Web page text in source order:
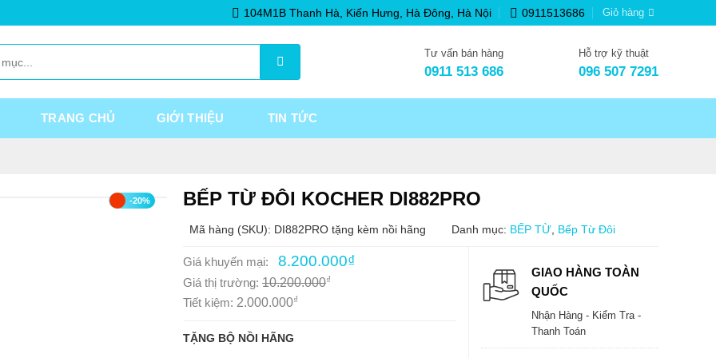
104M1B Thanh Hà, Kiến Hưng, Hà Đông, Hà Nội 0911513686 Giỏ hàng
Tư vấn bán hàng
0911 513 686
Hỗ trợ kỹ thuật
096 507 7291
TRANG CHỦ GIỚI THIỆU TIN TỨC
-20% BẾP TỪ ĐÔI KOCHER DI882PRO
Mã hàng (SKU): DI882PRO tặng kèm nồi hãng Danh mục: BẾP TỪ Bếp Từ Đôi
Giá khuyến mại:
Giá
gốc
là:
10.200.000₫.
8.200.000₫
Giá thị trường: 10.200.000₫
Tiết kiệm: 2.000.000₫
TẶNG BỘ NỒI HÃNG
GIAO HÀNG TOÀN
QUỐC
Nhận Hàng - Kiểm Tra -
Thanh Toán